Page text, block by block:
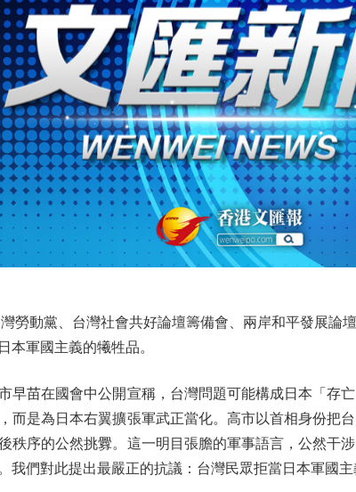
動黨、台灣社會共好論壇籌備會、兩岸和平發展論
本軍國主義的犧牲品。
苗在國會中公開宣稱，台灣問題可能構成日本「存
而是為日本右翼擴張軍武正當化。高市以首相身份把
秩序的公然挑釁。這一明目張膽的軍事語言，公然干
我們對此提出最嚴正的抗議：台灣民眾拒當日本軍國主